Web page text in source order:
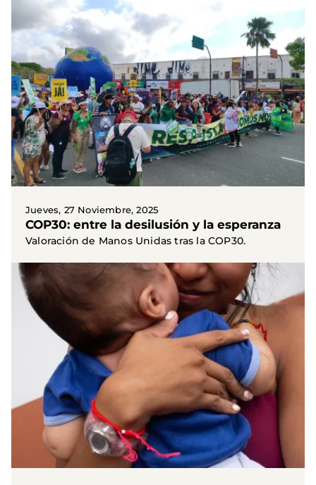
Jueves, 27 Noviembre, 2025
COP30: entre la desilusión y la esperanza
Valoración de Manos Unidas tras la COP30.